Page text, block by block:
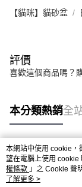
【貓咪】貓砂盆
評價
喜歡這個商品嗎？
本分類熱銷全
熱門標籤
本網站中使用 cookie，
望在電腦上使用 cookie
權條款 」之 Cookie 聲
用條款之 Cookie 聲明
了解更多 >